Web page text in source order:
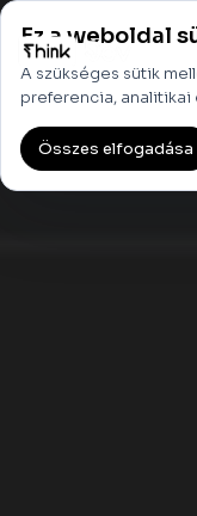
Ez a weboldal
A szükséges sütik
preferencia, analitikai
Összes elfogadása